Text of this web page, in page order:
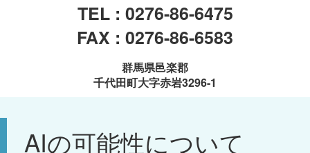
TEL : 0276-86-6475
FAX : 0276-86-6583
群馬県邑楽郡
千代田町大字赤岩3296-1
AIの可能性について